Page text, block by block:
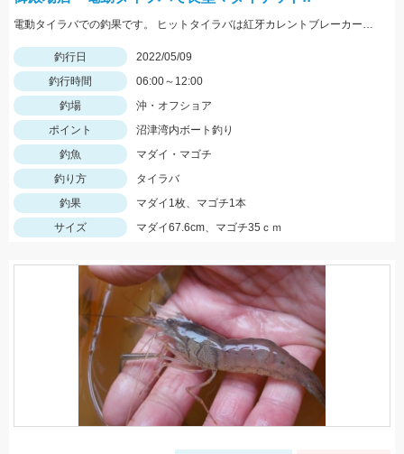
電動タイラバでの釣果です。 ヒットタイラバは紅牙カレントブレーカートリニティα100ｇギャルピンク＋フィッシュアローリングフラッシャー２’ピンクブルーラメ。
釣行日
2022/05/09
釣行時間
06:00～12:00
釣場
沖・オフショア
ポイント
沼津湾内ボート釣り
釣魚
マダイ・マゴチ
釣り方
タイラバ
釣果
マダイ1枚、マゴチ1本
サイズ
マダイ67.6cm、マゴチ35ｃｍ